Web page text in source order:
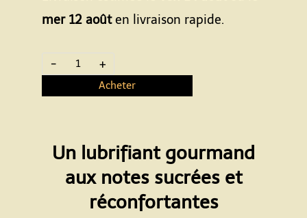
mer 12 aoûten livraison rapide.
- +
Acheter
Un lubrifiant gourmand
aux notes sucrées et
réconfortantes